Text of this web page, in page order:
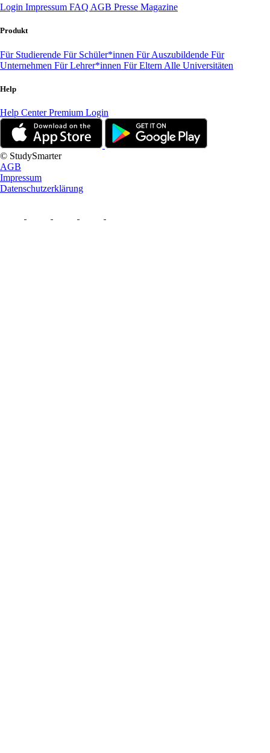
Login Impressum FAQ AGB Presse Magazine
Produkt
Für Studierende Für Schüler*innen Für Auszubildende Für
Unternehmen Für Lehrer*innen Für Eltern Alle Universitäten
Help
Help CenterPremium Login
© StudySmarter
AGB
Impressum
Datenschutzerklärung